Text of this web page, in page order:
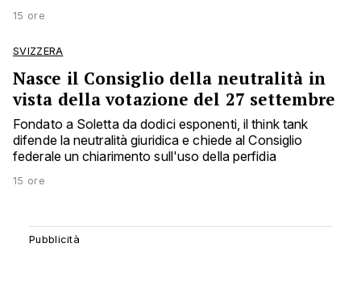
15 ore
SVIZZERA
Nasce il Consiglio della neutralità in
vista della votazione del 27 settembre
Fondato a Soletta da dodici esponenti, il think tank
difende la neutralità giuridica e chiede al Consiglio
federale un chiarimento sull'uso della perfidia
15 ore